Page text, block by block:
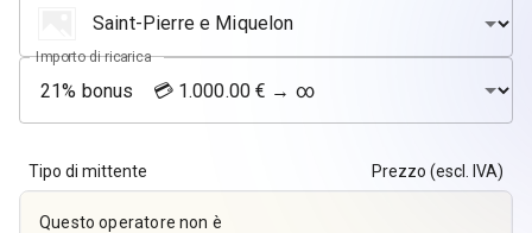
Importo di ricarica
Tipo di mittente Prezzo (escl. IVA)
Questo operatore non è